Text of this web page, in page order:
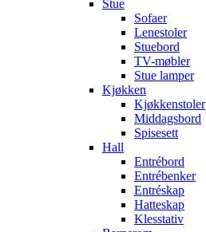
Stue
Sofaer
Lenestoler
Stuebord
TV-møbler
Stue lamper
Kjøkken
Kjøkkenstoler
Middagsbord
Spisesett
Hall
Entrébord
Entrébenker
Entréskap
Hatteskap
Klesstativ